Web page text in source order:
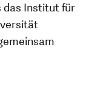
das Institut für